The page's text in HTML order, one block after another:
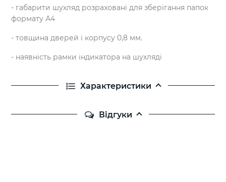
- габарити шухляд розраховані для зберігання папок
формату А4
- товщина дверей і корпусу 0,8 мм.
- наявність рамки індикатора на шухляді
Характеристики
Відгуки